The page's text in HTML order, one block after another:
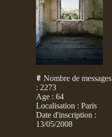
Nombre de messages
: 2273
Age : 64
Localisation : Paris
Date d'inscription :
13/05/2008